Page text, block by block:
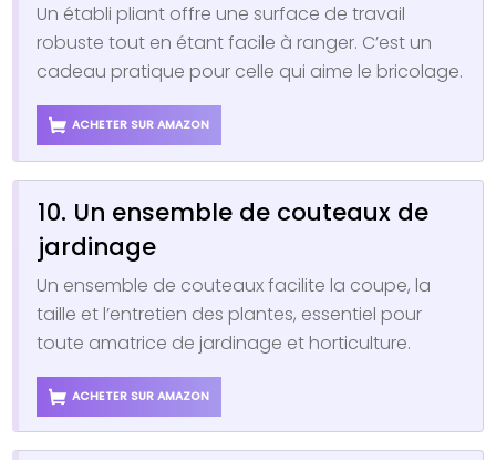
Un établi pliant offre une surface de travail
robuste tout en étant facile à ranger. C’est un
cadeau pratique pour celle qui aime le bricolage.
ACHETER SUR AMAZON
10. Un ensemble de couteaux de
jardinage
Un ensemble de couteaux facilite la coupe, la
taille et l’entretien des plantes, essentiel pour
toute amatrice de jardinage et horticulture.
ACHETER SUR AMAZON